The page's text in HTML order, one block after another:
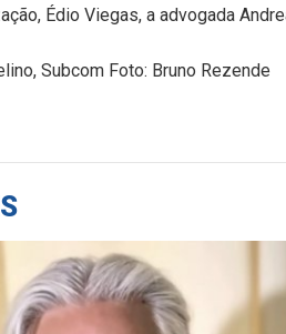
Édio Viegas, a advogada
Subcom Foto: Bruno Rezende